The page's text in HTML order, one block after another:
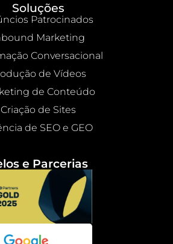
Soluções
Patrocinados
Marketing
Conversacional
de Vídeos
de Conteúdo
Criação de Sites
de SEO e GEO
e Parcerias